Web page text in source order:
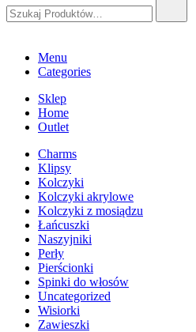
Menu
Categories
Sklep
Home
Outlet
Charms
Klipsy
Kolczyki
Kolczyki akrylowe
Kolczyki z mosiądzu
Łańcuszki
Naszyjniki
Perły
Pierścionki
Spinki do włosów
Uncategorized
Wisiorki
Zawieszki